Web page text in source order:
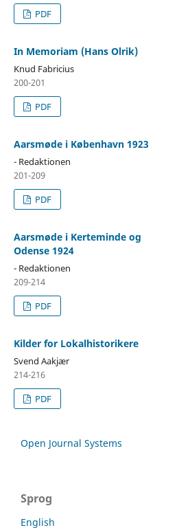
PDF
In Memoriam (Hans Olrik)
Knud Fabricius
200-201
PDF
Aarsmøde i København 1923
- Redaktionen
201-209
PDF
Aarsmøde i Kerteminde og
Odense 1924
- Redaktionen
209-214
PDF
Kilder for Lokalhistorikere
Svend Aakjær
214-216
PDF
Open Journal Systems
Sprog
English